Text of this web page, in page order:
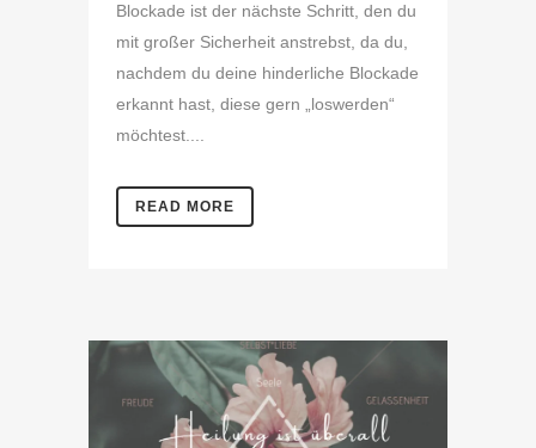
Blockade ist der nächste Schritt, den du
mit großer Sicherheit anstrebst, da du,
nachdem du deine hinderliche Blockade
erkannt hast, diese gern „loswerden“
möchtest....
READ MORE